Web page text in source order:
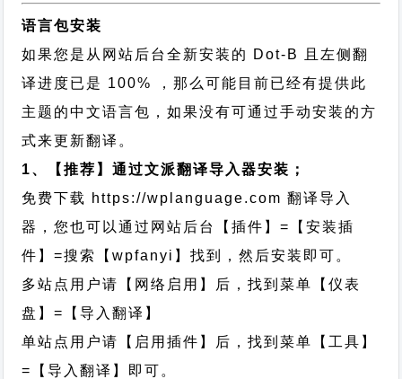
语言包安装
如果您是从网站后台全新安装的 Dot-B 且左侧翻
译进度已是 100% ，那么可能目前已经有提供此
主题的中文语言包，如果没有可通过手动安装的方
式来更新翻译。
1、【推荐】通过文派翻译导入器安装；
免费下载 https://wplanguage.com 翻译导入
器，您也可以通过网站后台【插件】=【安装插
件】=搜索【wpfanyi】找到，然后安装即可。
多站点用户请【网络启用】后，找到菜单【仪表
盘】=【导入翻译】
单站点用户请【启用插件】后，找到菜单【工具】
=【导入翻译】即可。